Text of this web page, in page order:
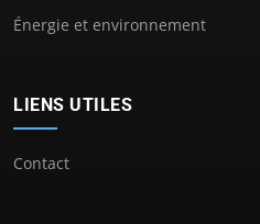
Énergie et environnement
LIENS UTILES
Contact